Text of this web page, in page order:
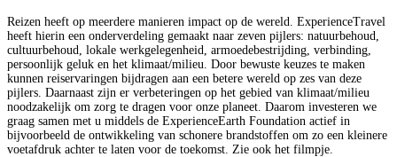
Reizen heeft op meerdere manieren impact op de wereld. ExperienceTravel
heeft hierin een onderverdeling gemaakt naar zeven pijlers: natuurbehoud,
cultuurbehoud, lokale werkgelegenheid, armoedebestrijding, verbinding,
persoonlijk geluk en het klimaat/milieu. Door bewuste keuzes te maken
kunnen reiservaringen bijdragen aan een betere wereld op zes van deze
pijlers. Daarnaast zijn er verbeteringen op het gebied van klimaat/milieu
noodzakelijk om zorg te dragen voor onze planeet. Daarom investeren we
graag samen met u middels de ExperienceEarth Foundation actief in
bijvoorbeeld de ontwikkeling van schonere brandstoffen om zo een kleinere
voetafdruk achter te laten voor de toekomst. Zie ook het filmpje.